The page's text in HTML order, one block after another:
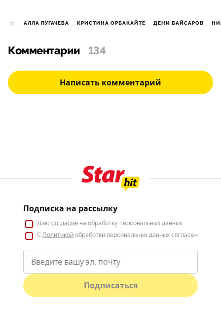
АЛЛА ПУГАЧЕВА КРИСТИНА ОРБАКАЙТЕ ДЕНИ БАЙСАРОВ
Комментарии 134
Написать комментарий
Подписка на рассылку
Даю согласие на обработку персональных данных
С Политикой обработки персональных данных согласен
Подписаться